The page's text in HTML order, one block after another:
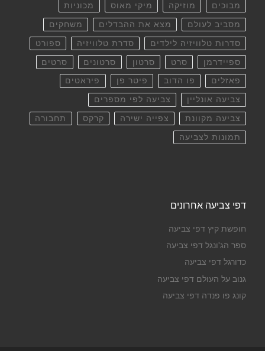
מבוכים מוזיקה מיקי מאוס מכוניות
מסביב לעולם מצא את ההבדלים משחקים
סדרות טלוויזיה לילדים סדרת טלוויזיה ספורט
ספיידרמן סרט סרטון סרטונים סרטים
פאזלים פו הדוב פיטר פן פיראטים
צביעה אונליין צביעה לפי מספרים
צביעה מקוונת צפייה ישירה קרקס תחבורה
תמונות לצביעה
דפי צביעה אחרונים
חופשת קיץ דפי צביעה
ספר הג'ונגל דפי צביעה
כדורגל דפי צביעה
גנוב על העולם דפי צביעה
קונג פו פנדה דפי צביעה